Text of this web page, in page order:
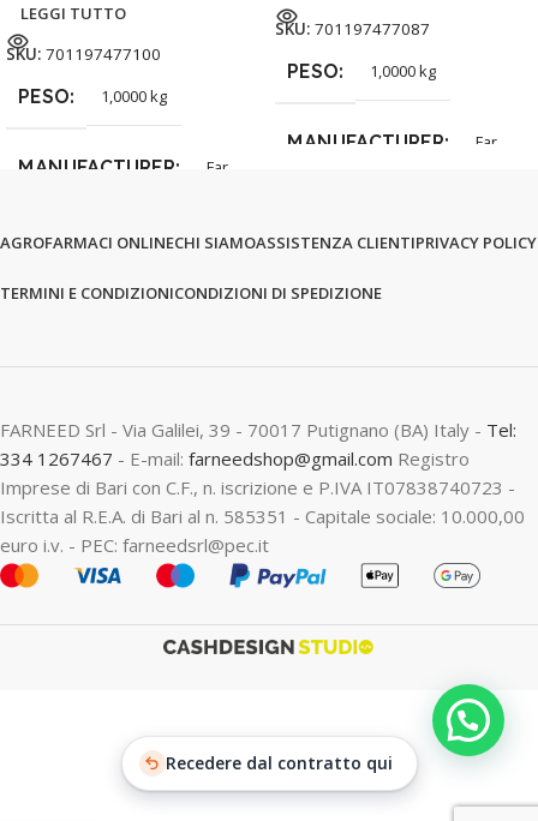
LEGGI TUTTO
SKU: 701197477100
PESO 1,0000 kg
MANUFACTURER Far
SKU: 701197477087
PESO 1,0000 kg
MANUFACTURER Far
AGROFARMACI ONLINECHI SIAMOASSISTENZA CLIENTIPRIVACY POLICY
TERMINI E CONDIZIONICONDIZIONI DI SPEDIZIONE
FARNEED Srl - Via Galilei, 39 - 70017 Putignano (BA) Italy - Tel:
334 1267467 - E-mail: farneedshop@gmail.com Registro
Imprese di Bari con C.F., n. iscrizione e P.IVA IT07838740723 -
Iscritta al R.E.A. di Bari al n. 585351 - Capitale sociale: 10.000,00
euro i.v. - PEC: farneedsrl@pec.it
Recedere dal contratto qui